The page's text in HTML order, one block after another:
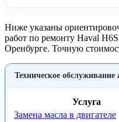
Ниже указаны
работ по ремонту Haval
Оренбурге. Точную
Техническое
Услуга
Замена масла в двигателе